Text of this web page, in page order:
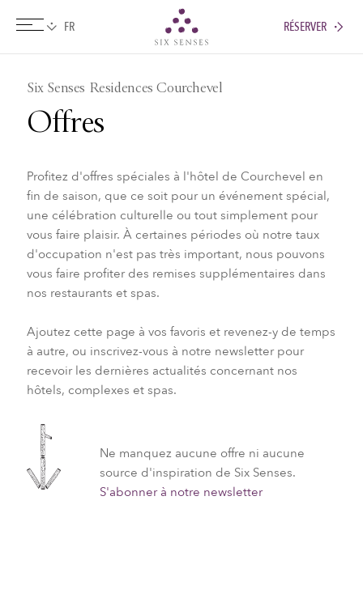
RÉSERVER
Six Senses Residences Courchevel
Offres
Profitez d'offres spéciales à l'hôtel de Courchevel en
fin de saison, que ce soit pour un événement spécial,
une célébration culturelle ou tout simplement pour
vous faire plaisir. À certaines périodes où notre taux
d'occupation n'est pas très important, nous pouvons
vous faire profiter des remises supplémentaires dans
nos restaurants et spas.
Ajoutez cette page à vos favoris et revenez-y de temps
à autre, ou inscrivez-vous à notre newsletter pour
recevoir les dernières actualités concernant nos
hôtels, complexes et spas.
Ne manquez aucune offre ni aucune
source d'inspiration de Six Senses.
S'abonner à notre newsletter